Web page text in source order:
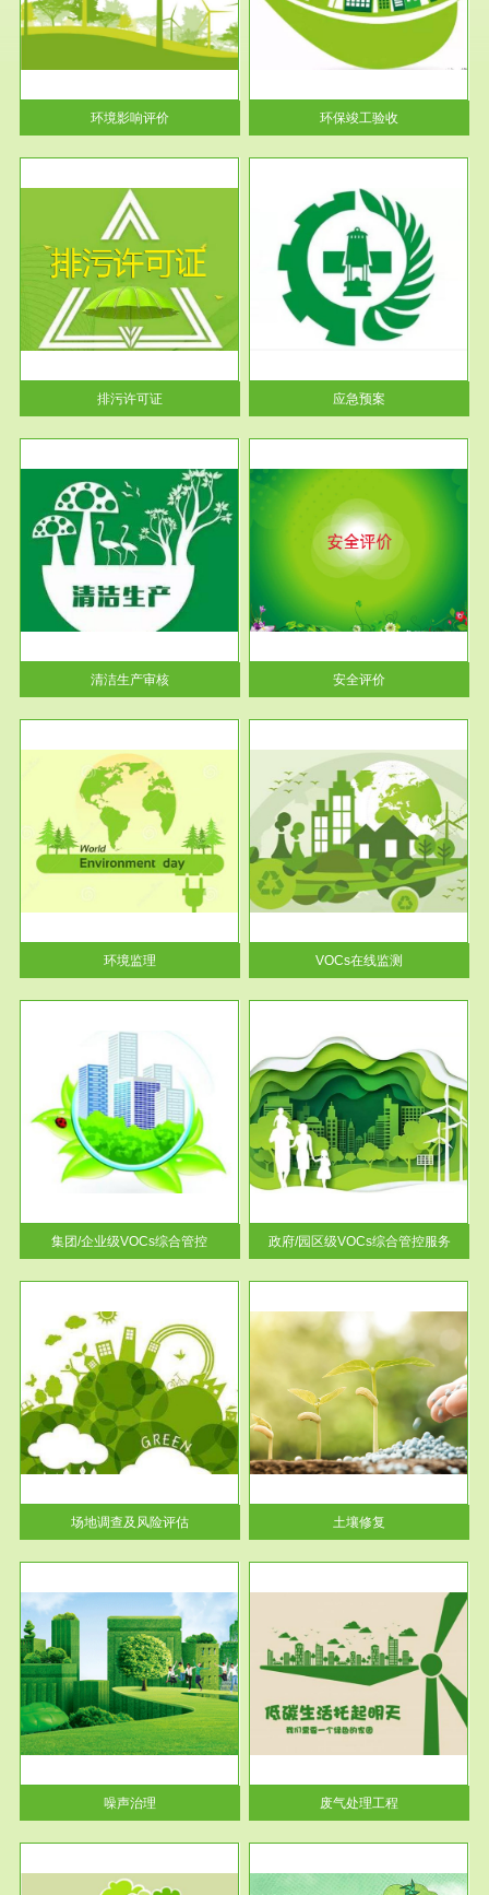
环境影响评价
环保竣工验收
根据《建设项目环境保护管理条
例》第十七条 编制环境影响报
告书、...
环保竣工验收
排污许可证
服务范围
应急预案
根据《中华人民共和国环境保护
法》第十九条 企业事业单位应
当按照...
应急预案
清洁生产审核
服务范围
安全评价
安全评价安全评价目的是查找、
分析和预测工程、系统、生产经
营活...
安全评价
环境监理
服务范围
VOCs在线监测
根据《重点区域大气污染防
治“十二五”规划》有机废气净化
率达...
VOCs在线监测
集团/企业级VOCs综合管控
服务范围
政府/园区级VOCs综合管控服务
根据《石化行业挥发性有机物综
合整治方案》文件要求，到2017
年，全...
政府/园区级VOCs综合管控服务
场地调查及风险评估
服务范围
土壤修复
土壤修复
噪声治理
服务范围
废气处理工程
废气处理工程